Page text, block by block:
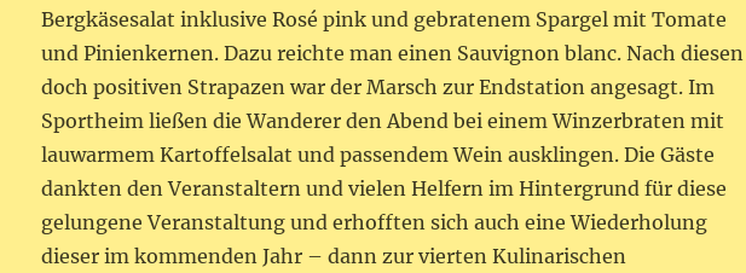
Bergkäsesalat inklusive Rosé pink und gebratenem Spargel mit Tomate
und Pinienkernen. Dazu reichte man einen Sauvignon blanc. Nach diesen
doch positiven Strapazen war der Marsch zur Endstation angesagt. Im
Sportheim ließen die Wanderer den Abend bei einem Winzerbraten mit
lauwarmem Kartoffelsalat und passendem Wein ausklingen. Die Gäste
dankten den Veranstaltern und vielen Helfern im Hintergrund für diese
gelungene Veranstaltung und erhofften sich auch eine Wiederholung
dieser im kommenden Jahr – dann zur vierten Kulinarischen